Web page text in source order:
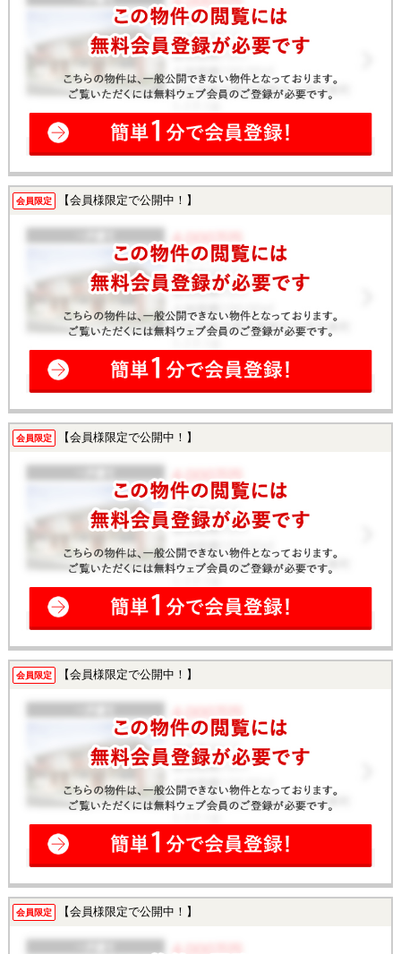
会員限定 【会員様限定で公開中！】
会員限定 【会員様限定で公開中！】
会員限定 【会員様限定で公開中！】
会員限定 【会員様限定で公開中！】